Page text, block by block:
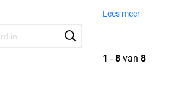
Lees meer
1 -8 van 8